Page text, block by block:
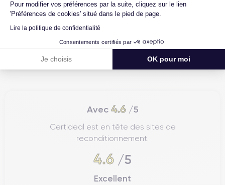
Pour modifier vos préférences par la suite, cliquez sur le lien
'Préférences de cookies' situé dans le pied de page.
Lire la politique de confidentialité
Consentements certifiés par
Je choisis OK pour moi
Avec 4.6/5
Certideal est en tête des sites de
reconditionnement.
4.6 /5
Excellent